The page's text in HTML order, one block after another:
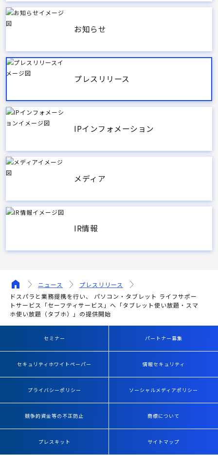
お知らせ
プレスリリース
IPインフォメーション
メディア
IR情報
ニュース
プレスリリース
ドスパラと業務提携を行い、 パソコン・タブレット ライフサポー
トサービス「セーフティサービス」へ「タブレット使い放題・スマ
ホ使い放題（タブホ）」の提供開始
セミナー パートナー募集
セキュリティホワイトペーパー 情報セキュリティ
プライバシーポリシー ソーシャルメディアポリシー
競争的資金等の不正防止 商標について
プレスキット サイトマップ